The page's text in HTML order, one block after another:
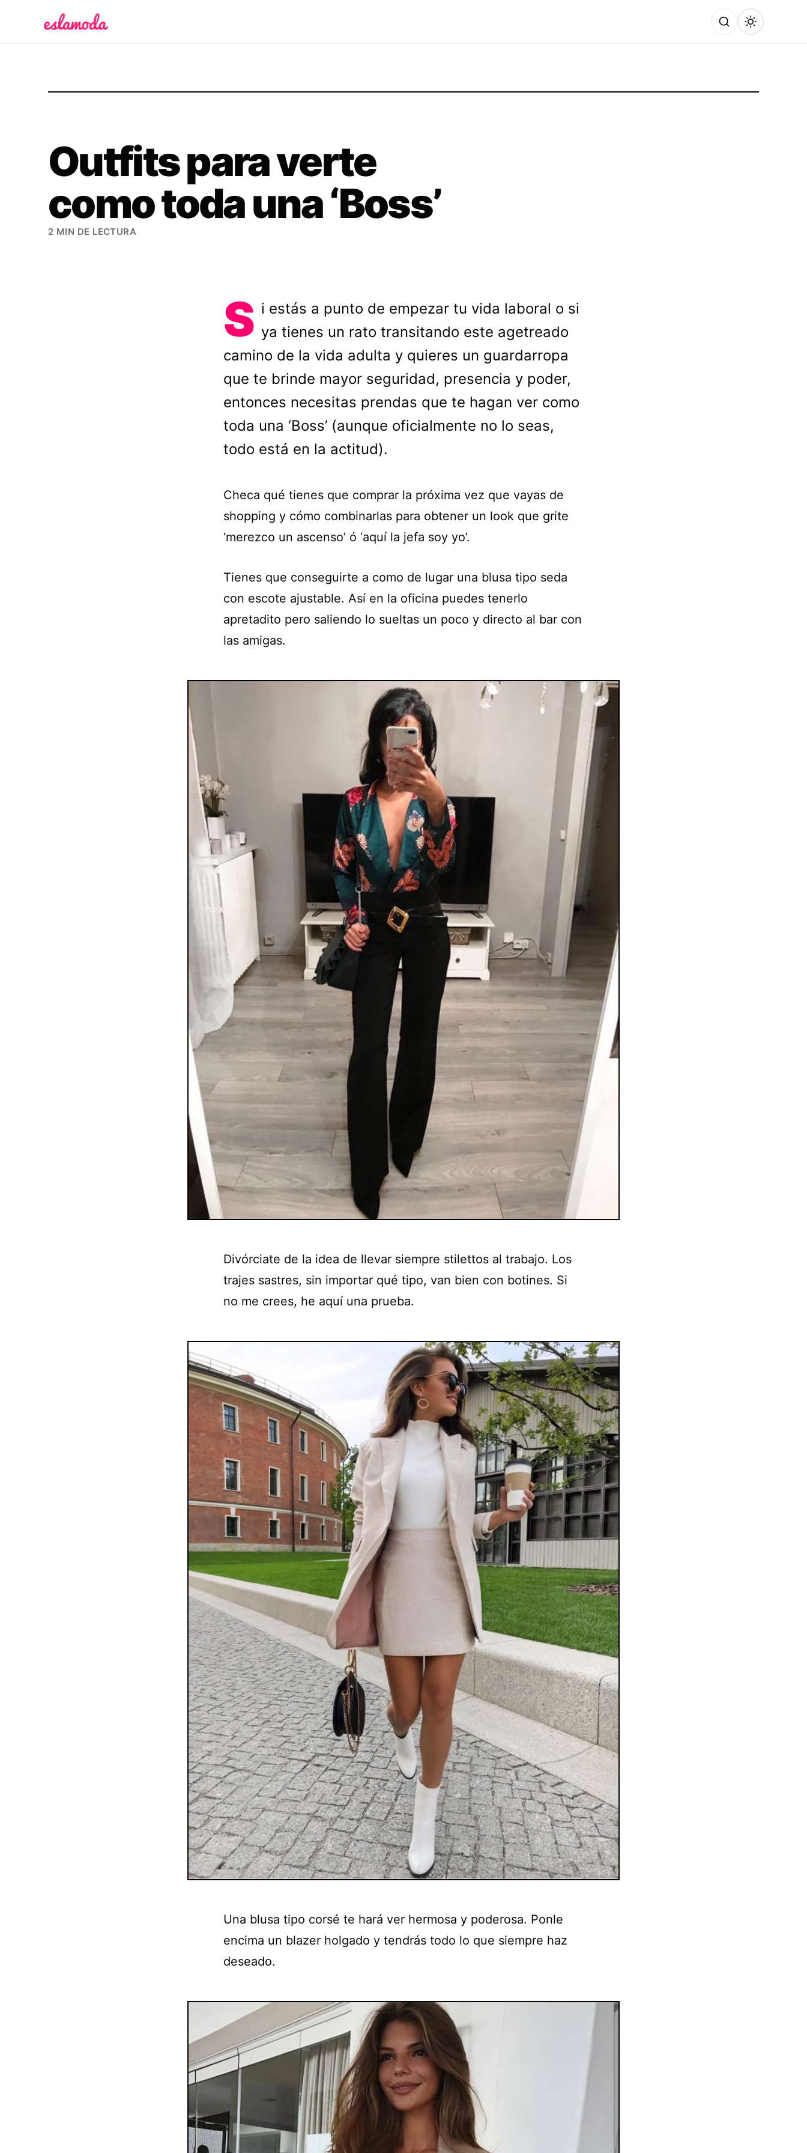
Outfits para verte
como toda una ‘Boss’
2 MIN DE LECTURA
S i estás a punto de empezar tu vida laboral o si
ya tienes un rato transitando este agetreado
camino de la vida adulta y quieres un guardarropa
que te brinde mayor seguridad, presencia y poder,
entonces necesitas prendas que te hagan ver como
toda una ‘Boss’ (aunque oficialmente no lo seas,
todo está en la actitud).
Checa qué tienes que comprar la próxima vez que vayas de
shopping y cómo combinarlas para obtener un look que grite
‘merezco un ascenso’ ó ‘aquí la jefa soy yo’.
Tienes que conseguirte a como de lugar una blusa tipo seda
con escote ajustable. Así en la oficina puedes tenerlo
apretadito pero saliendo lo sueltas un poco y directo al bar con
las amigas.
Divórciate de la idea de llevar siempre stilettos al trabajo. Los
trajes sastres, sin importar qué tipo, van bien con botines. Si
no me crees, he aquí una prueba.
Una blusa tipo corsé te hará ver hermosa y poderosa. Ponle
encima un blazer holgado y tendrás todo lo que siempre haz
deseado.